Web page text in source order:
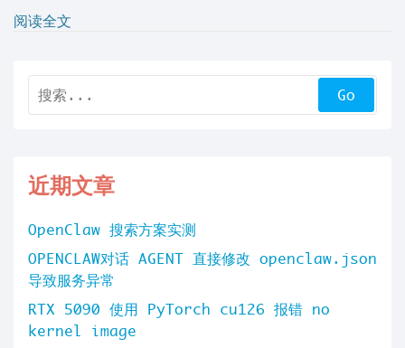
阅读全文
近期文章
OpenClaw 搜索方案实测
OPENCLAW对话 AGENT 直接修改 openclaw.json
导致服务异常
RTX 5090 使用 PyTorch cu126 报错 no
kernel image